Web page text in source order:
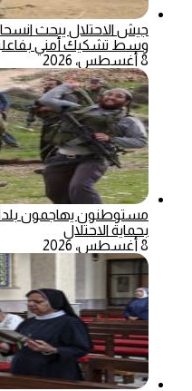
جيش الاحتلال يبحث
وسط تشكيك أمني
8 أغسطس، 2026
مستوطنون يهاجمون
بحماية الاحتلال
8 أغسطس، 2026